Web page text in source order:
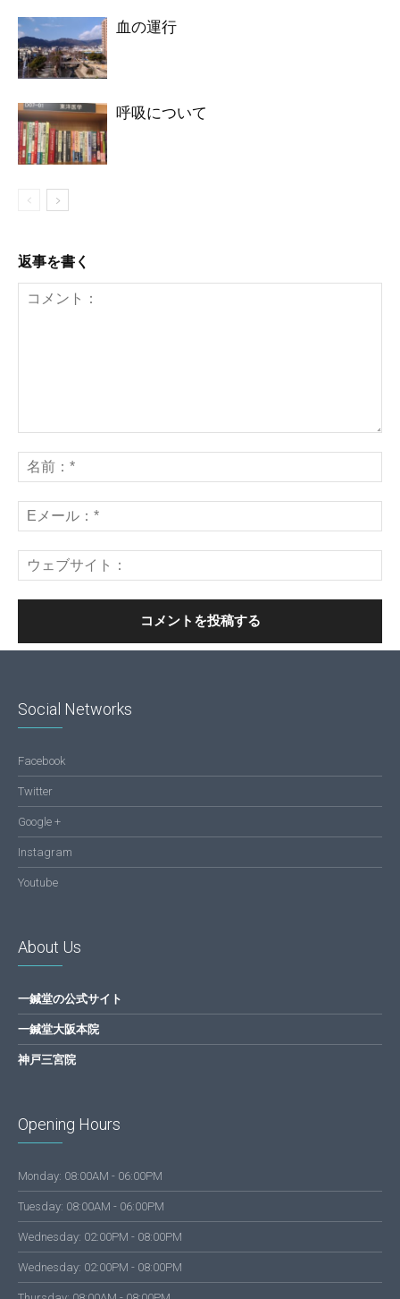
血の運行
呼吸について
返事を書く
Social Networks
Facebook
Twitter
Google +
Instagram
Youtube
About Us
一鍼堂の公式サイト
一鍼堂大阪本院
神戸三宮院
Opening Hours
Monday: 08:00AM - 06:00PM
Tuesday: 08:00AM - 06:00PM
Wednesday: 02:00PM - 08:00PM
Wednesday: 02:00PM - 08:00PM